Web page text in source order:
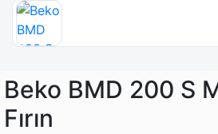
Beko BMD 200 S
Fırın